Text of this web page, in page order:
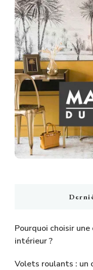
Pourquoi choisir
intérieur ?
Volets roulants : un